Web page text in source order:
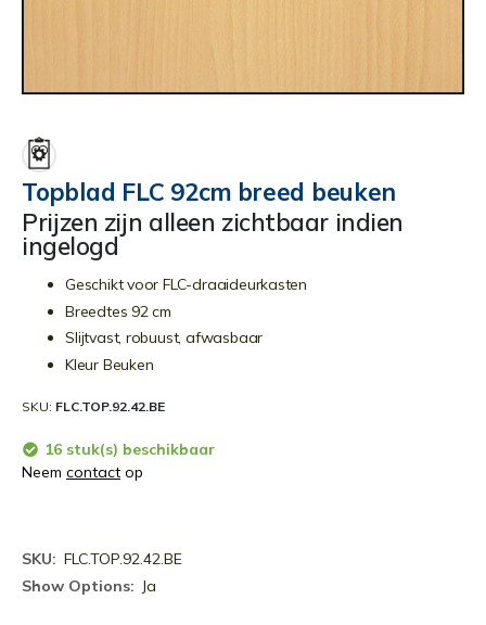
het
begin
van
de
afbeeldingen-
gallerij
Topblad FLC 92cm breed beuken
Prijzen zijn alleen zichtbaar indien
ingelogd
Geschikt voor FLC-draaideurkasten
Breedtes 92 cm
Slijtvast, robuust, afwasbaar
Kleur Beuken
SKU FLC.TOP.92.42.BE
16 stuk(s) beschikbaar
Neem contact op
Meer
informatie
FLC.TOP.92.42.BE
Ja